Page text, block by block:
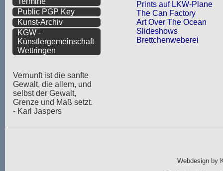
Prints auf LKW-Plane
The Can Factory
Art Over The Ocean
Slideshows
Brettchenweberei
Public PGP Key
Kunst-Archiv
KGW -
Künstlergemeinschaft
Wettringen
Vernunft ist die sanfte
Gewalt, die allem, und
selbst der Gewalt,
Grenze und Maß setzt.
- Karl Jaspers
Webdesign by